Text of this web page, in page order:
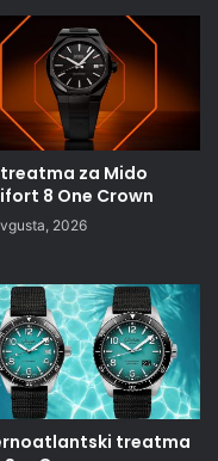
za Mido
8 One Crown
2026
treatma